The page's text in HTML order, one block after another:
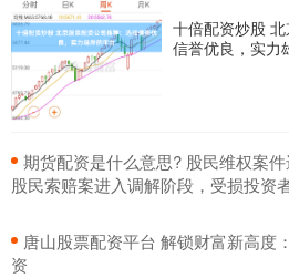
十倍配资炒股
信誉优良，实力
期货配资是什么意思? 股民维权案件
股民索赔案进入调解阶段，受损投资
唐山股票配资平台 解锁财富新高度
资